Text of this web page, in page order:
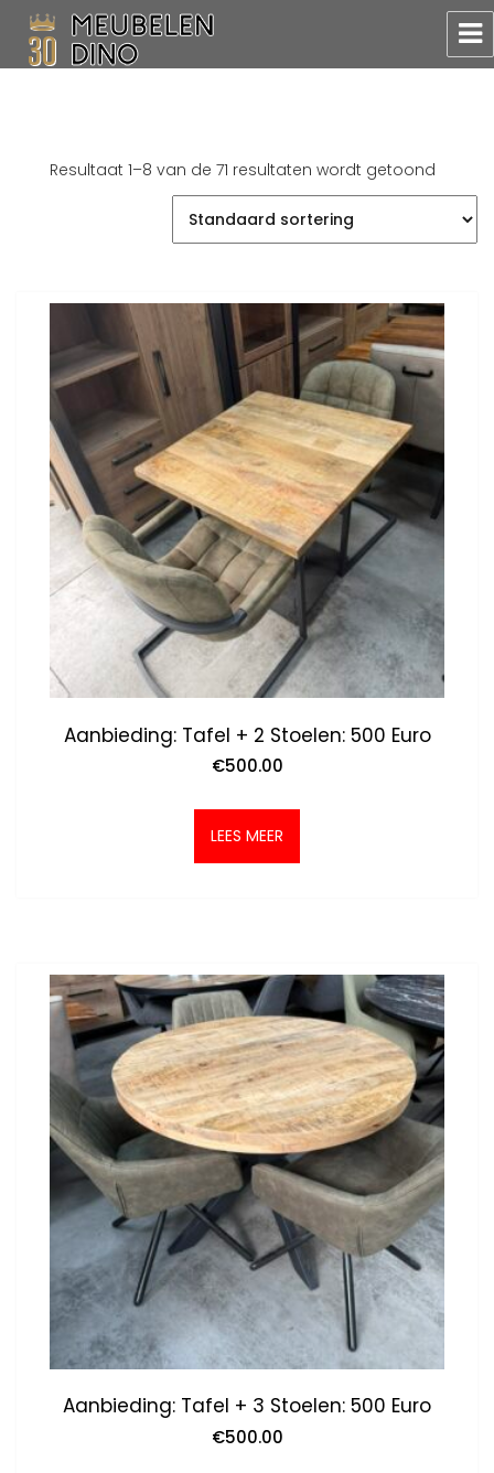
Resultaat 1–8 van de 71 resultaten wordt getoond
Aanbieding: Tafel + 2 Stoelen: 500 Euro
€500.00
LEES MEER
Aanbieding: Tafel + 3 Stoelen: 500 Euro
€500.00